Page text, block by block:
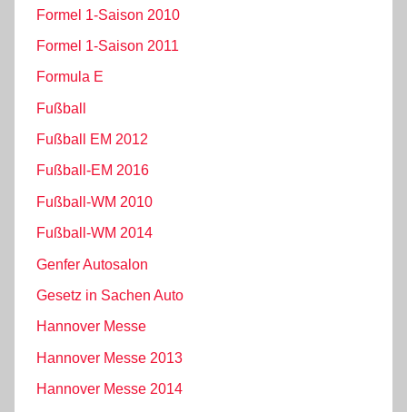
Formel 1-Saison 2010
Formel 1-Saison 2011
Formula E
Fußball
Fußball EM 2012
Fußball-EM 2016
Fußball-WM 2010
Fußball-WM 2014
Genfer Autosalon
Gesetz in Sachen Auto
Hannover Messe
Hannover Messe 2013
Hannover Messe 2014